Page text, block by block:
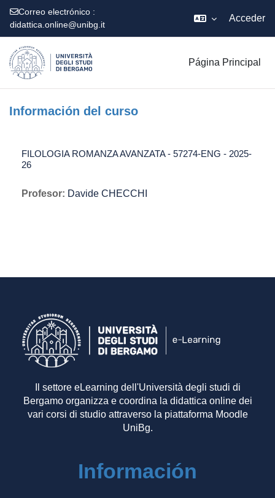
Correo electrónico :
didattica.online@unibg.it
Acceder
Página Principal
Información del curso
FILOLOGIA ROMANZA AVANZATA - 57274-ENG - 2025-
26
Profesor: Davide CHECCHI
Il settore eLearning dell'Università degli studi di
Bergamo organizza e coordina la didattica online dei
vari corsi di studio attraverso la piattaforma Moodle
UniBg.
Información